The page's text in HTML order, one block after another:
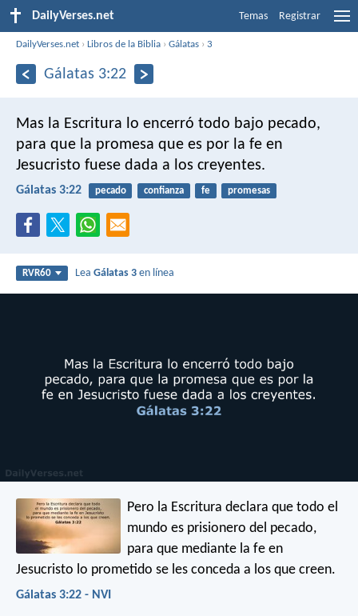
DailyVerses.net Temas Registrar
DailyVerses.net ›Libros de la Biblia ›Gálatas ›3
Gálatas 3:22
Mas la Escritura lo encerró todo bajo pecado,
para que la promesa que es por la fe en
Jesucristo fuese dada a los creyentes.
Gálatas 3:22 pecado confianza fe promesas
RVR60 LeaGálatas 3 en línea
Pero la Escritura declara que todo el
mundo es prisionero del pecado,
para que mediante la fe en
Jesucristo lo prometido se les conceda a los que creen.
Gálatas 3:22 - NVI